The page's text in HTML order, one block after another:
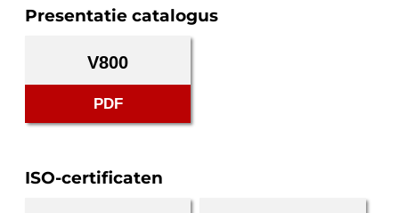
Presentatie catalogus
V800
PDF
ISO-certificaten